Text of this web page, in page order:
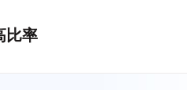
比率